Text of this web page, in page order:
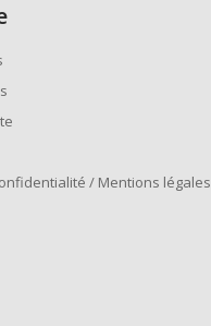
/ Mentions légales